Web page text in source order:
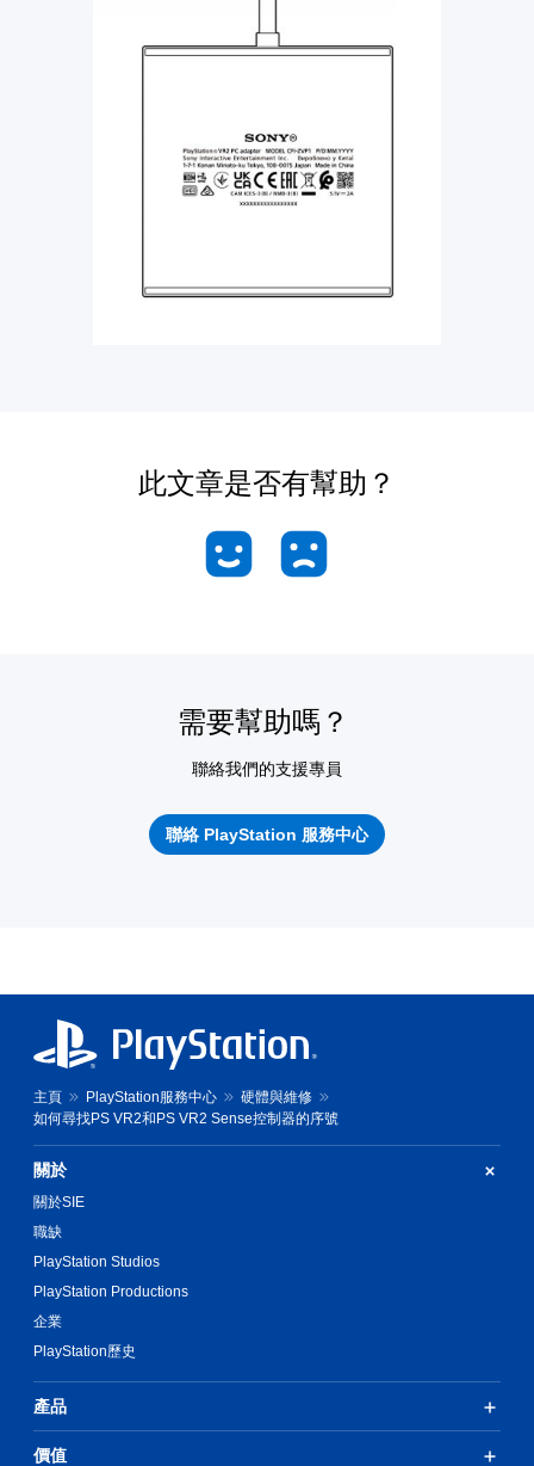
此文章是否有幫助？
需要幫助嗎？
聯絡我們的支援專員
聯絡 PlayStation 服務中心
主頁 PlayStation服務中心
硬體與維修
如何尋找PS VR2和PS VR2 Sense控制器的序號
關於
關於SIE
職缺
PlayStation Studios
PlayStation Productions
企業
PlayStation歷史
產品
價值